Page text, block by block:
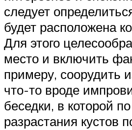
следует
будет расположена
Для этого
место и включить
примеру, соорудить
что-то вроде
беседки, в которой
разрастания кустов